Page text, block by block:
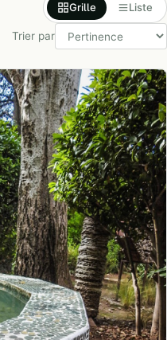
Grille Liste
Trier par